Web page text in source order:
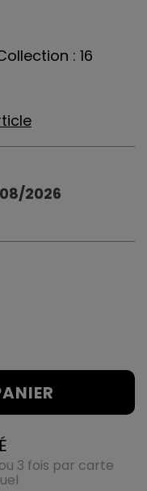
: 16
2026
3 fois par carte